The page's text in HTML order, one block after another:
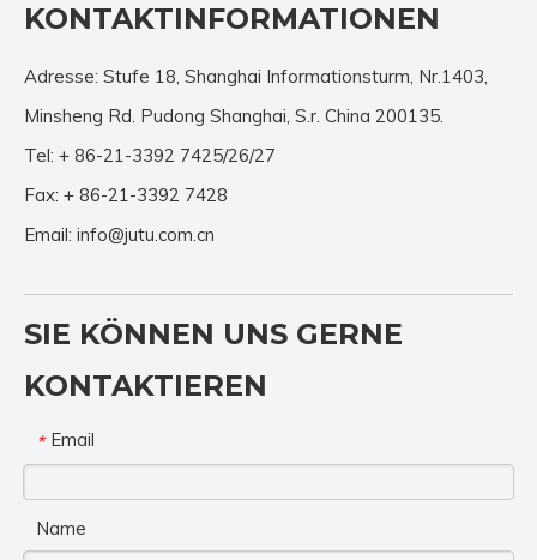
KONTAKTINFORMATIONEN
Adresse: Stufe 18, Shanghai Informationsturm, Nr.1403,
Minsheng Rd. Pudong Shanghai, S.r. China 200135.
Tel: + 86-21-3392 7425/26/27
Fax: + 86-21-3392 7428
Email: info@jutu.com.cn
SIE KÖNNEN UNS GERNE
KONTAKTIEREN
* Email
Name